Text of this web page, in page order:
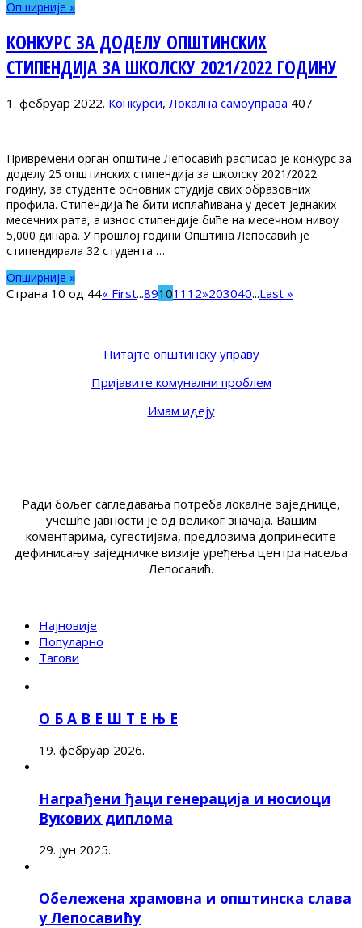
Опширније »
КОНКУРС ЗА ДОДЕЛУ ОПШТИНСКИХ
СТИПЕНДИЈА ЗА ШКОЛСКУ 2021/2022 ГОДИНУ
1. фебруар 2022. Конкурси, Локална самоуправа 407
Привремени орган општине Лепосавић расписао је конкурс за
доделу 25 општинских стипендија за школску 2021/2022
годину, за студенте основних студија свих образовних
профила. Стипендија ће бити исплаћивана у десет једнаких
месечних рата, а износ стипендије биће на месечном нивоу
5,000 динара. У прошлој години Општина Лепосавић је
стипендирала 32 студента …
Опширније »
Страна 10 од 44« First...891011 12»203040...Last »
Питајте општинску управу
Пријавите комунални проблем
Имам идеју
Ради бољег сагледавања потреба локалне заједнице,
учешће јавности је од великог значаја. Вашим
коментарима, сугестијама, предлозима допринесите
дефинисању заједничке визије уређења центра насеља
Лепосавић.
Најновије
Популарно
Тагови
О Б А В Е Ш Т Е Њ Е
19. фебруар 2026.
Награђени ђаци генерација и носиоци
Вукових диплома
29. јун 2025.
Обележена храмовна и општинска слава
у Лепосавићу